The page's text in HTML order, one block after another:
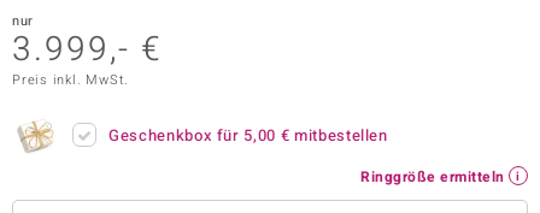
nur
3.999,- €
Preis inkl. MwSt.
Geschenkbox für 5,00 € mitbestellen
Ringgröße ermitteln